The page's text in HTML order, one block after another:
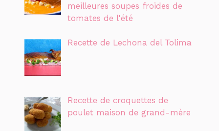
meilleures soupes froides de
tomates de l'été
Recette de Lechona del Tolima
Recette de croquettes de
poulet maison de grand-mère